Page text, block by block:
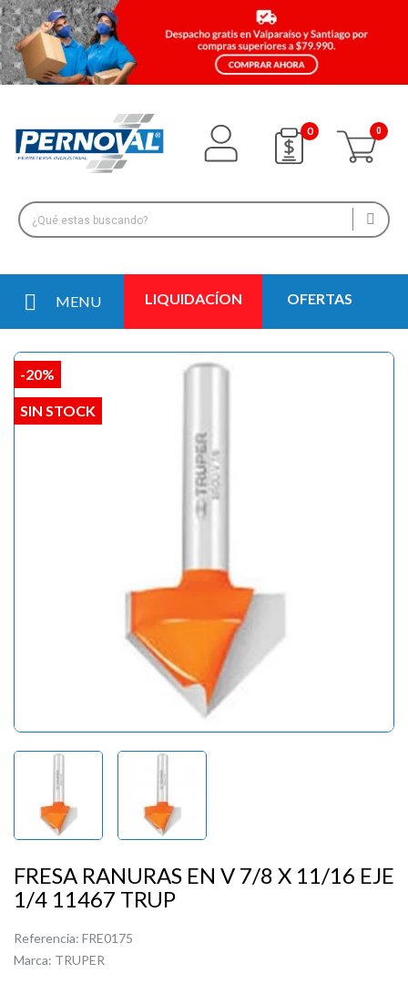
0
MENU LIQUIDACÍON OFERTAS
-20%
SIN STOCK
FRESA RANURAS EN V 7/8 X 11/16 EJE
1/4 11467 TRUP
Referencia: FRE0175
Marca: TRUPER